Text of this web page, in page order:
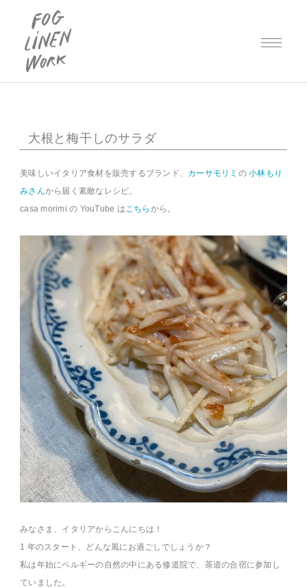
大根と梅干しのサラダ
美味しいイタリア食材を販売するブランド、 カーサモリミ の小林もり
みさんから届く素敵なレシピ。
casa morimi の YouTube はこちら から。
みなさま、イタリアからこんにちは！
1 年のスタート、どんな風にお過ごしでしょうか？
私は年始にベルギーの自然の中にある修道院で、茶道の合宿に参加し
ていました。